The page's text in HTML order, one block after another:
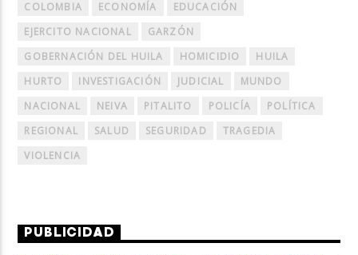
COLOMBIA
ECONOMÍA
EDUCACIÓN
EJERCITO NACIONAL
GARZÓN
GOBERNACIÓN DEL HUILA
HOMICIDIO
HUILA
HURTO
INVESTIGACIÓN JUDICIAL
MUNDO
NACIONAL
NEIVA PITALITO POLICÍA
POLÍTICA
REGIONAL
SALUD SEGURIDAD
TRAGEDIA
VIOLENCIA
PUBLICIDAD